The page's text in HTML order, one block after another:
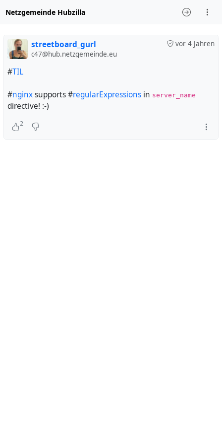
Netzgemeinde Hubzilla
vor 4 Jahren
streetboard_gurl
c47@hub.netzgemeinde.eu
#TIL
#nginxsupports #regularExpressions in server_name
directive! :-)
2